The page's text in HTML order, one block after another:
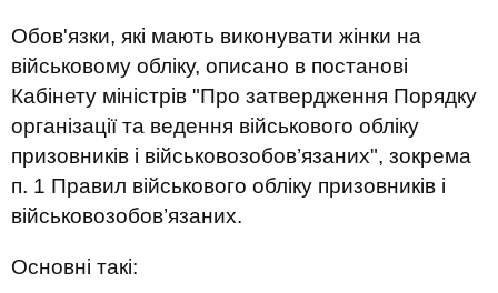
Обов'язки, які мають виконувати жінки на
військовому обліку, описано в постанові
Кабінету міністрів "Про затвердження Порядку
організації та ведення військового обліку
призовників і військовозобов’язаних", зокрема
п. 1 Правил військового обліку призовників і
військовозобов’язаних.
Основні такі: